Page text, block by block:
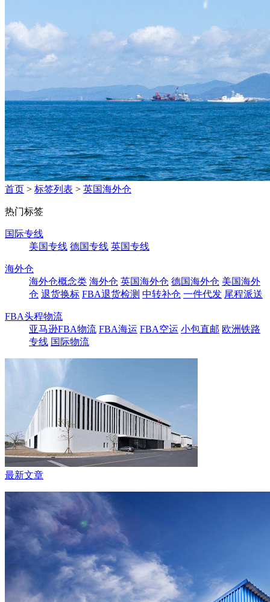
首页 > 标签列表 > 英国海外仓
热门标签
国际专线
美国专线 德国专线 英国专线
海外仓
海外仓概念类 海外仓 英国海外仓 德国海外仓 美国海外
仓 退货换标 FBA退货检测 中转补仓 一件代发 尾程派送
FBA头程物流
亚马逊FBA物流 FBA海运 FBA空运 小包直邮 欧洲铁路
专线 国际物流
最新文章